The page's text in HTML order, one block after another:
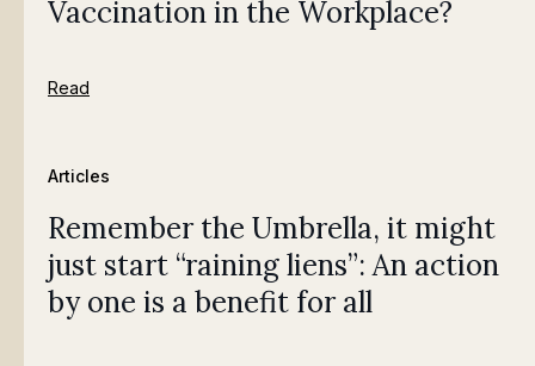
Vaccination in the Workplace?
Read
Articles
Remember the Umbrella, it might
just start “raining liens”: An action
by one is a benefit for all